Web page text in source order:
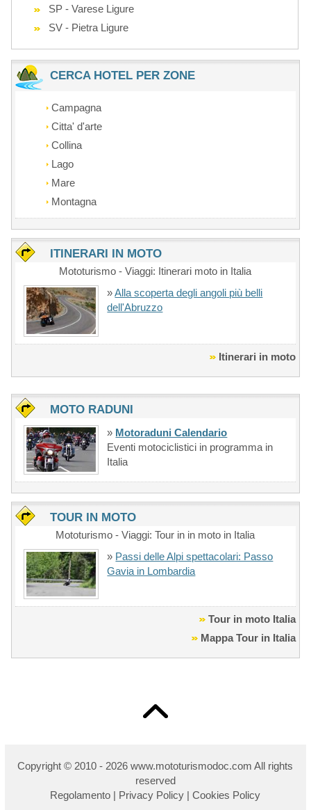
SP - Varese Ligure
SV - Pietra Ligure
CERCA HOTEL PER ZONE
Campagna
Citta' d'arte
Collina
Lago
Mare
Montagna
ITINERARI IN MOTO
Mototurismo - Viaggi: Itinerari moto in Italia
»Alla scoperta degli angoli più belli
dell'Abruzzo
Itinerari in moto
MOTO RADUNI
» Motoraduni Calendario
Eventi motociclistici in programma in
Italia
TOUR IN MOTO
Mototurismo - Viaggi: Tour in in moto in Italia
» Passi delle Alpi spettacolari: Passo
Gavia in Lombardia
Tour in moto Italia
Mappa Tour in Italia
Copyright © 2010 - 2026 www.mototurismodoc.com All rights
reserved
Regolamento | Privacy Policy |Cookies Policy